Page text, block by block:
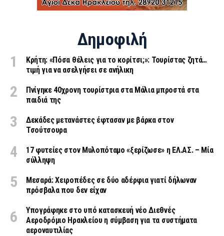
Δημοφιλή
Κρήτη: «Πόσα θέλεις για το κορίτσι;»: Τουρίστας ζητά…
τιμή για να ασελγήσει σε ανήλικη
Πνίγηκε 40χρονη τουρίστρια στα Μάλια μπροστά στα
παιδιά της
Δεκάδες μετανάστες έφτασαν με βάρκα στον
Τσούτσουρα
17 φυτείες στον Μυλοπόταμο «ξερίζωσε» η ΕΛ.ΑΣ. – Μία
σύλληψη
Μεσαρά: Χειροπέδες σε δύο αδέρφια γιατί δήλωναν
πρόσβαλα που δεν είχαν
Υπογράφηκε στο υπό κατασκευή νέο Διεθνές
Αεροδρόμιο Ηρακλείου η σύμβαση για τα συστήματα
αεροναυτιλίας